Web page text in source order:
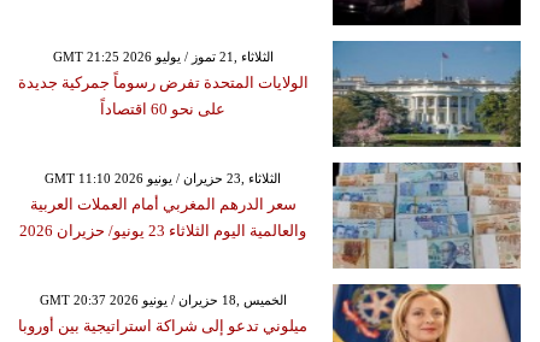
GMT 21:25 2026 الثلاثاء ,21 تموز / يوليو
الولايات المتحدة تفرض رسوماً جمركية جديدة
على نحو 60 اقتصاداً
GMT 11:10 2026 الثلاثاء ,23 حزيران / يونيو
سعر الدرهم المغربي أمام العملات العربية
والعالمية اليوم الثلاثاء 23 يونيو/ حزيران 2026
GMT 20:37 2026 الخميس ,18 حزيران / يونيو
ميلوني تدعو إلى شراكة استراتيجية بين أوروبا